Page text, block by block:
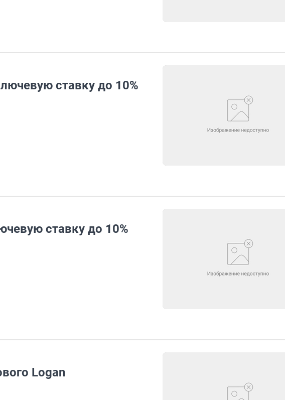
ставку до 10%
ставку до 10%
Logan